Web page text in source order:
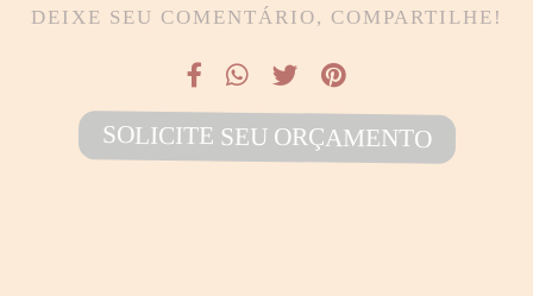
DEIXE SEU COMENTÁRIO, COMPARTILHE!
SOLICITE SEU ORÇAMENTO